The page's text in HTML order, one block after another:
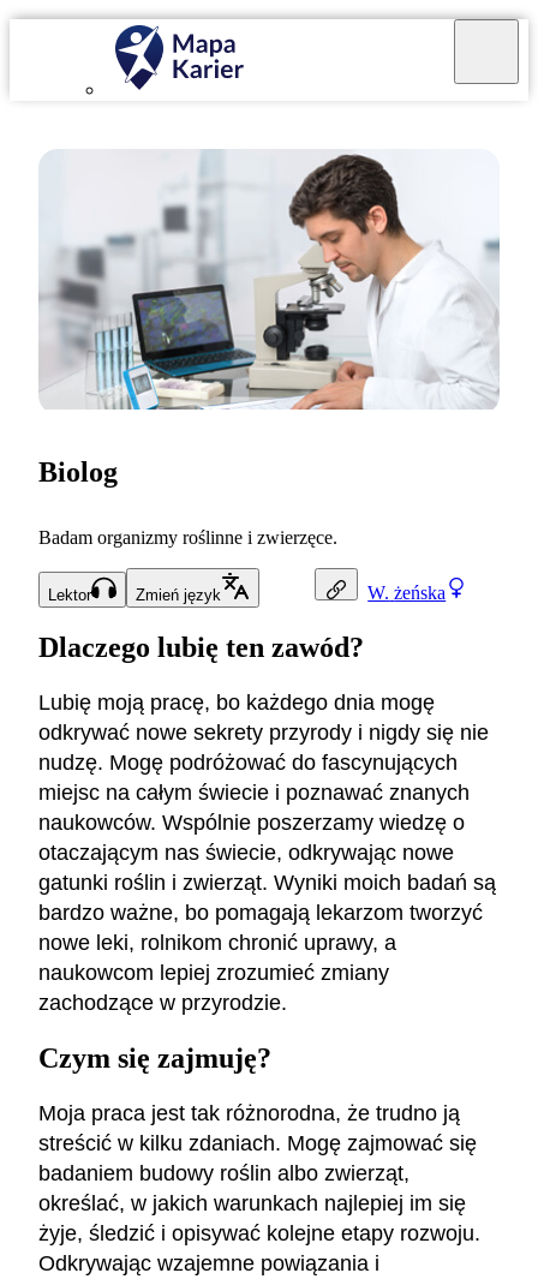
W. żeńska
Biolog
Badam organizmy roślinne i zwierzęce.
Lektor Zmień język
Dlaczego lubię ten zawód?
Lubię moją pracę, bo każdego dnia mogę
odkrywać nowe sekrety przyrody i nigdy się nie
nudzę. Mogę podróżować do fascynujących
miejsc na całym świecie i poznawać znanych
naukowców. Wspólnie poszerzamy wiedzę o
otaczającym nas świecie, odkrywając nowe
gatunki roślin i zwierząt. Wyniki moich badań są
bardzo ważne, bo pomagają lekarzom tworzyć
nowe leki, rolnikom chronić uprawy, a
naukowcom lepiej zrozumieć zmiany
zachodzące w przyrodzie.
Czym się zajmuję?
Moja praca jest tak różnorodna, że trudno ją
streścić w kilku zdaniach. Mogę zajmować się
badaniem budowy roślin albo zwierząt,
określać, w jakich warunkach najlepiej im się
żyje, śledzić i opisywać kolejne etapy rozwoju.
Odkrywając wzajemne powiązania i